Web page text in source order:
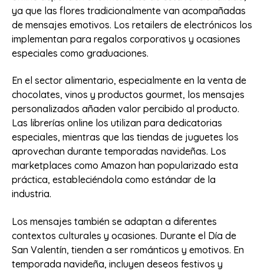
ya que las flores tradicionalmente van acompañadas
de mensajes emotivos. Los retailers de electrónicos los
implementan para regalos corporativos y ocasiones
especiales como graduaciones.
En el sector alimentario, especialmente en la venta de
chocolates, vinos y productos gourmet, los mensajes
personalizados añaden valor percibido al producto.
Las librerías online los utilizan para dedicatorias
especiales, mientras que las tiendas de juguetes los
aprovechan durante temporadas navideñas. Los
marketplaces como Amazon han popularizado esta
práctica, estableciéndola como estándar de la
industria.
Los mensajes también se adaptan a diferentes
contextos culturales y ocasiones. Durante el Día de
San Valentín, tienden a ser románticos y emotivos. En
temporada navideña, incluyen deseos festivos y